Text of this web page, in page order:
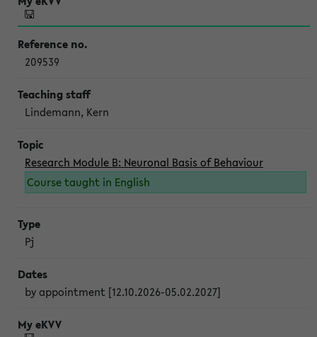
209539
Lindemann, Kern
Research Module B: Neuronal Basis of Behaviour
Course taught in English
Pj
by appointment [12.10.2026-05.02.2027]